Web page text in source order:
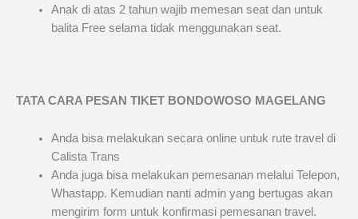
Anak di atas 2 tahun wajib memesan seat dan untuk
balita Free selama tidak menggunakan seat.
TATA CARA PESAN TIKET BONDOWOSO MAGELANG
Anda bisa melakukan secara online untuk rute travel di
Calista Trans
Anda juga bisa melakukan pemesanan melalui Telepon,
Whastapp. Kemudian nanti admin yang bertugas akan
mengirim form untuk konfirmasi pemesanan travel.